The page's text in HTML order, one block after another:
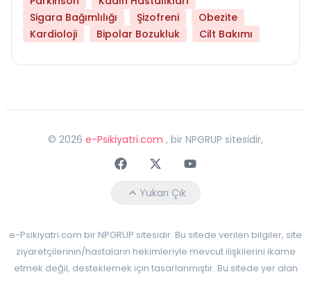
Sigara Bağımlılığı
Şizofreni
Obezite
Kardioloji
Bipolar Bozukluk Cilt Bakımı
© 2026 e-Psikiyatri.com , bir NPGRUP sitesidir,
FaceebokTwitterYoutube
Yukarı Çık
e-Psikiyatri.com bir NPGRUP sitesidir. Bu sitede verilen bilgiler, site
ziyaretçilerinin/hastaların hekimleriyle mevcut ilişkilerini ikame
etmek değil, desteklemek için tasarlanmıştır. Bu sitede yer alan